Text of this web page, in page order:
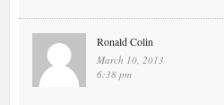
Ronald Colin
March 10, 2013
6:38 pm